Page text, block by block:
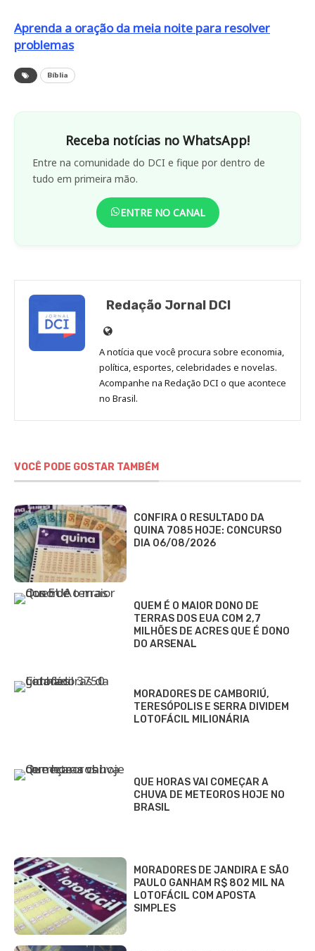
Aprenda a oração da meia noite para resolver
problemas
Bíblia
Receba notícias no WhatsApp!
Entre na comunidade do DCI e fique por dentro de
tudo em primeira mão.
ENTRE NO CANAL
Redação Jornal DCI
Site
de
Redação
Jornal
DCI
A notícia que você procura sobre economia,
política, esportes, celebridades e novelas.
Acompanhe na Redação DCI o que acontece
no Brasil.
VOCÊ PODE GOSTAR TAMBÉM
CONFIRA O RESULTADO DA
QUINA 7085 HOJE: CONCURSO
DIA 06/08/2026
QUEM É O MAIOR DONO DE
TERRAS DOS EUA COM 2,7
MILHÕES DE ACRES QUE É DONO
DO ARSENAL
MORADORES DE CAMBORIÚ,
TERESÓPOLIS E SERRA DIVIDEM
LOTOFÁCIL MILIONÁRIA
QUE HORAS VAI COMEÇAR A
CHUVA DE METEOROS HOJE NO
BRASIL
MORADORES DE JANDIRA E SÃO
PAULO GANHAM R$ 802 MIL NA
LOTOFÁCIL COM APOSTA
SIMPLES